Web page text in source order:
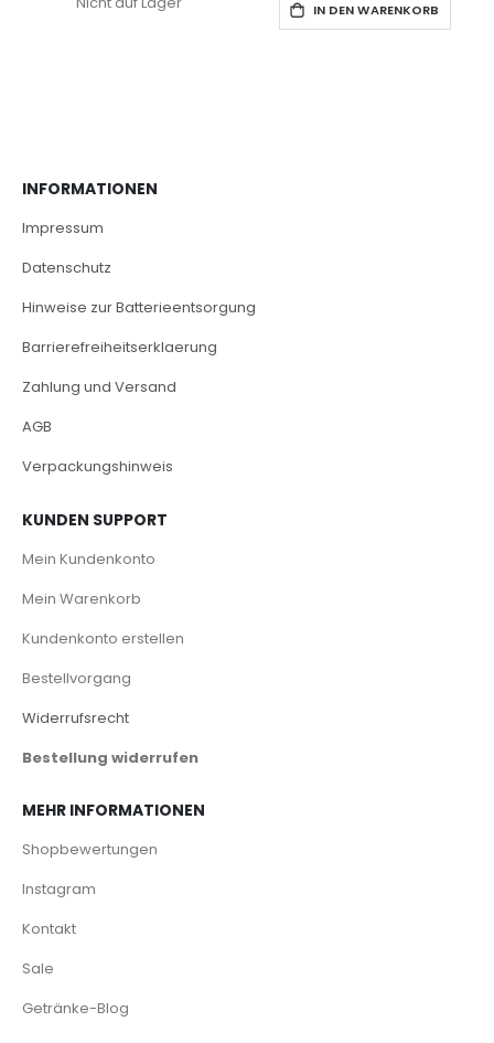
IN DEN WARENKORB
INFORMATIONEN
Impressum
Datenschutz
Hinweise zur Batterieentsorgung
Barrierefreiheitserklaerung
Zahlung und Versand
AGB
Verpackungshinweis
KUNDEN SUPPORT
Mein Kundenkonto
Mein Warenkorb
Kundenkonto erstellen
Bestellvorgang
Widerrufsrecht
Bestellung widerrufen
MEHR INFORMATIONEN
Shopbewertungen
Instagram
Kontakt
Sale
Getränke-Blog